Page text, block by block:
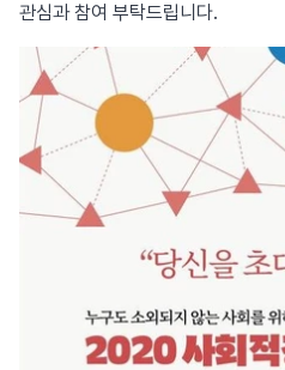
관심과 참여 부탁드립니다.